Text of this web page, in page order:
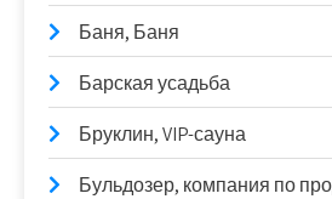
Баня, Баня
Барская усадьба
Бруклин, VIP-сауна
Бульдозер, компания по